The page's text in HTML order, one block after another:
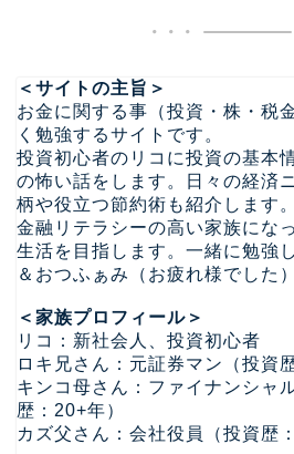
＜サイトの主旨＞
お金に関する事（投資・株・税
く勉強するサイトです。
投資初心者のリコに投資の基本
の怖い話をします。日々の経済
柄や役立つ節約術も紹介します。
金融リテラシーの高い家族にな
生活を目指します。一緒に勉強
＆おつふぁみ（お疲れ様でした）
＜家族プロフィール＞
リコ：新社会人、投資初心者
ロキ兄さん：元証券マン（投資
キンコ母さん：ファイナンシャ
歴：20+年）
カズ父さん：会社役員（投資歴